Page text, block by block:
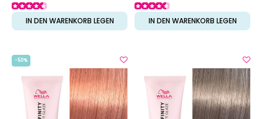
IN DEN WARENKORB LEGEN IN DEN WARENKORB LEGEN
-50%